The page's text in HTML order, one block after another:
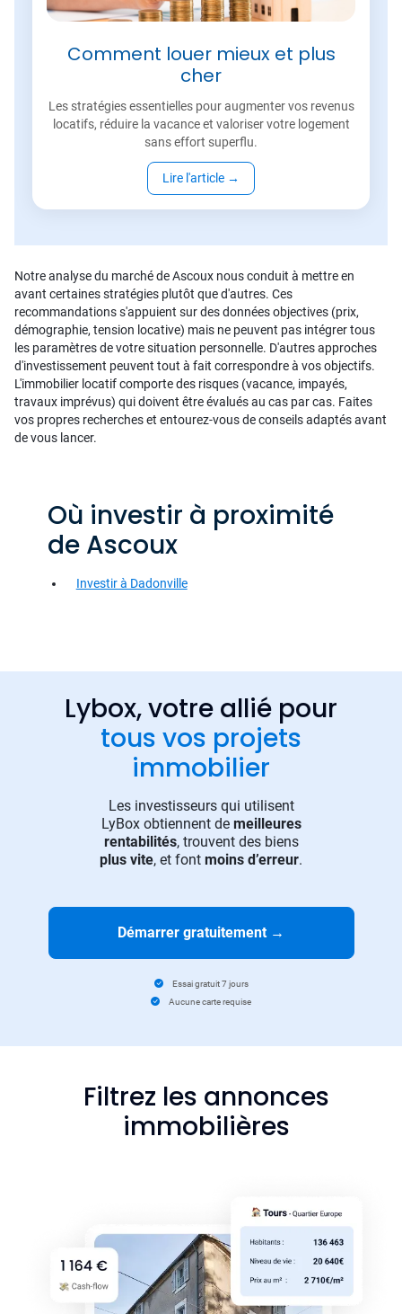
Comment louer mieux et plus
cher
Les stratégies essentielles pour augmenter vos revenus
locatifs, réduire la vacance et valoriser votre logement
sans effort superflu.
Lire l'article →
Notre analyse du marché de Ascoux nous conduit à mettre en
avant certaines stratégies plutôt que d'autres. Ces
recommandations s'appuient sur des données objectives (prix,
démographie, tension locative) mais ne peuvent pas intégrer tous
les paramètres de votre situation personnelle. D'autres approches
d'investissement peuvent tout à fait correspondre à vos objectifs.
L'immobilier locatif comporte des risques (vacance, impayés,
travaux imprévus) qui doivent être évalués au cas par cas. Faites
vos propres recherches et entourez-vous de conseils adaptés avant
de vous lancer.
Où investir à proximité
de Ascoux
Investir à Dadonville
Lybox, votre allié pour
tous vos projets
immobilier
Les investisseurs qui utilisent
LyBox obtiennent de meilleures
rentabilités, trouvent des biens
plus vite, et font moins d’erreur.
Démarrer gratuitement →
Essai gratuit 7 jours
Aucune carte requise
Filtrez les annonces
immobilières